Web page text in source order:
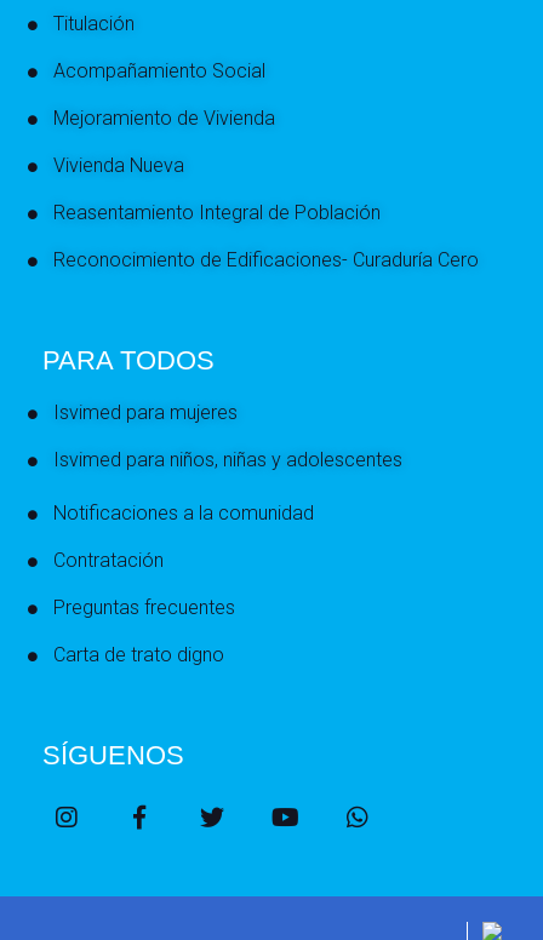
Titulación
Acompañamiento Social
Mejoramiento de Vivienda
Vivienda Nueva
Reasentamiento Integral de Población
Reconocimiento de Edificaciones- Curaduría Cero
PARA TODOS
Isvimed para mujeres
Isvimed para niños, niñas y adolescentes
Notificaciones a la comunidad
Contratación
Preguntas frecuentes
Carta de trato digno
SÍGUENOS